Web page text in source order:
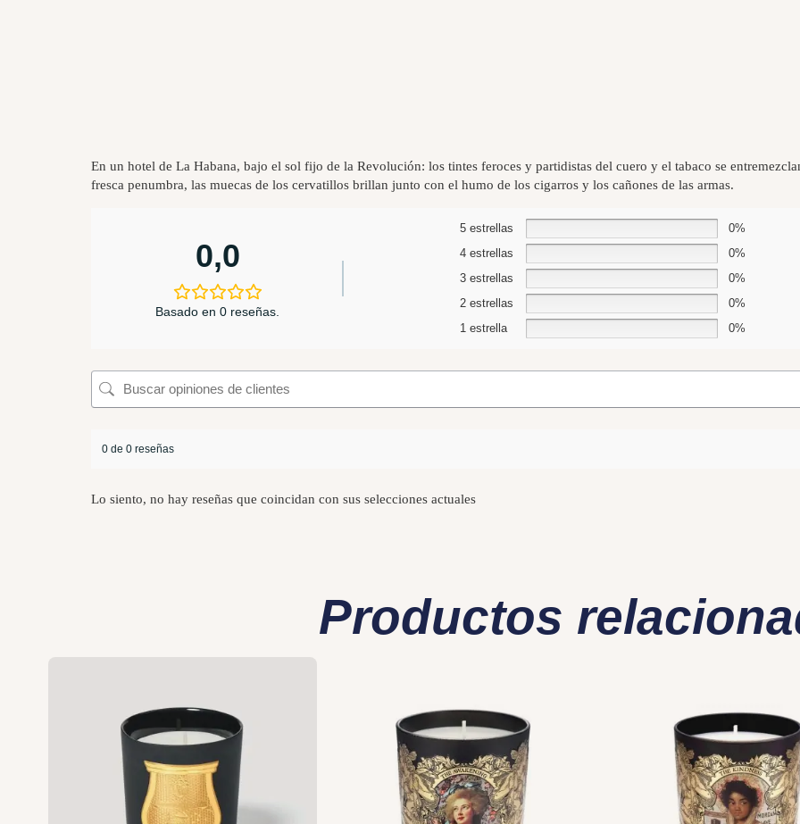
En un hotel de La Habana, bajo el sol fijo de la Revolución: los tintes feroces y partidistas del cuero y el tabaco se
fresca penumbra, las muecas de los cervatillos brillan junto con el humo de los cigarros y los cañones de las armas.
0,0
Basado en 0 reseñas.
5 estrellas
0%
4 estrellas
0%
3 estrellas
0%
2 estrellas
0%
1 estrella
0%
0 de 0 reseñas
Lo siento, no hay reseñas que coincidan con sus selecciones actuales
Productos